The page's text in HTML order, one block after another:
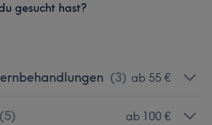
gesucht hast?
(3) ab 55 €
(5) ab 100 €